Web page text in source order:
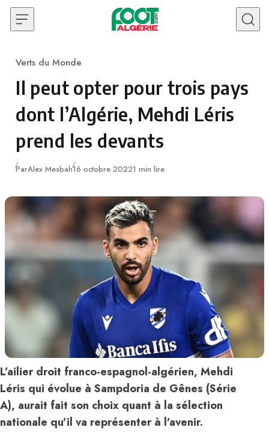
Skip to content
Category
Verts du Monde
Il peut opter pour trois pays
dont l’Algérie, Mehdi Léris
prend les devants
ParAlex MesbahPublié
16 octobre 20221 min lire
L’ailier droit franco-espagnol-algérien, Mehdi
Léris qui évolue à Sampdoria de Gênes (Série
A), aurait fait son choix quant à la sélection
nationale qu’il va représenter à l’avenir.